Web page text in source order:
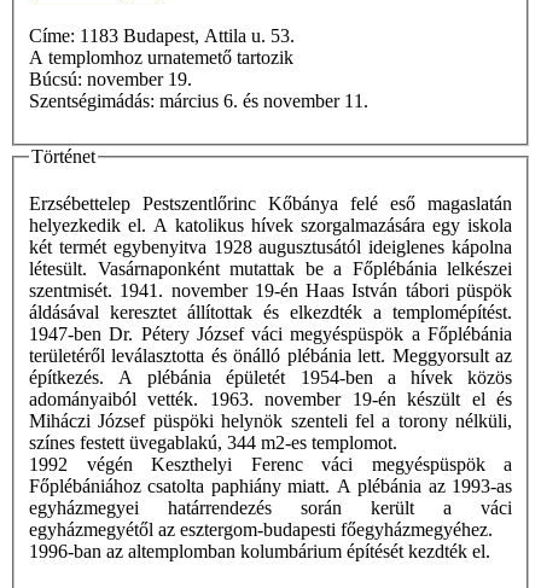
Címe: 1183 Budapest, Attila u. 53.
A templomhoz urnatemető tartozik
Búcsú: november 19.
Szentségimádás: március 6. és november 11.
Történet
Erzsébettelep Pestszentlőrinc Kőbánya felé eső magaslatán
helyezkedik el. A katolikus hívek szorgalmazására egy iskola
két termét egybenyitva 1928 augusztusától ideiglenes kápolna
létesült. Vasárnaponként mutattak be a Főplébánia lelkészei
szentmisét. 1941. november 19-én Haas István tábori püspök
áldásával keresztet állítottak és elkezdték a templomépítést.
1947-ben Dr. Pétery József váci megyéspüspök a Főplébánia
területéről leválasztotta és önálló plébánia lett. Meggyorsult az
építkezés. A plébánia épületét 1954-ben a hívek közös
adományaiból vették. 1963. november 19-én készült el és
Miháczi József püspöki helynök szenteli fel a torony nélküli,
színes festett üvegablakú, 344 m2-es templomot.
1992 végén Keszthelyi Ferenc váci megyéspüspök a
Főplébániához csatolta paphiány miatt. A plébánia az 1993-as
egyházmegyei határrendezés során került a váci
egyházmegyétől az esztergom-budapesti főegyházmegyéhez.
1996-ban az altemplomban kolumbárium építését kezdték el.